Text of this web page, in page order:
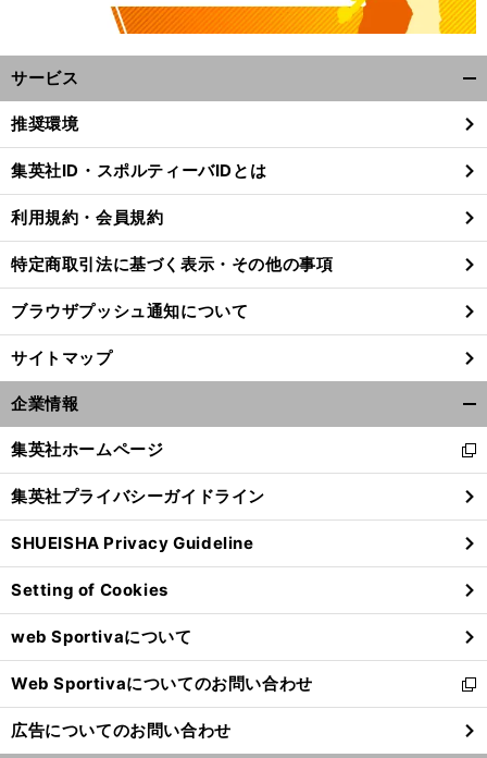
前
サービス
閉
る
推奨環境
集英社ID・スポルティーバIDとは
利用規約・会員規約
特定商取引法に基づく表示・その他の事項
ブラウザプッシュ通知について
サイトマップ
企業情報
閉
る
集英社ホームページ
新
し
い
ウ
ィ
ン
ド
ウ
で
開
く
集英社プライバシーガイドライン
SHUEISHA Privacy Guideline
Setting of Cookies
web Sportivaについて
Web Sportivaについてのお問い合わせ
新
し
い
広告についてのお問い合わせ